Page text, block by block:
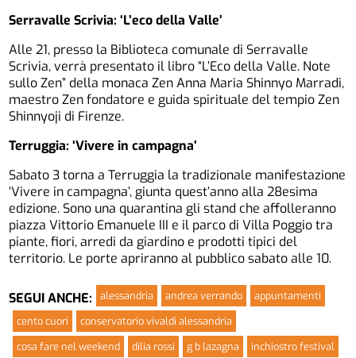
Serravalle Scrivia: ‘L’eco della Valle’
Alle 21, presso la Biblioteca comunale di Serravalle
Scrivia, verrà presentato il libro “L’Eco della Valle. Note
sullo Zen” della monaca Zen Anna Maria Shinnyo Marradi,
maestro Zen fondatore e guida spirituale del tempio Zen
Shinnyoji di Firenze.
Terruggia: ‘Vivere in campagna’
Sabato 3 torna a Terruggia la tradizionale manifestazione
‘Vivere in campagna’, giunta quest’anno alla 28esima
edizione. Sono una quarantina gli stand che affolleranno
piazza Vittorio Emanuele III e il parco di Villa Poggio tra
piante, fiori, arredi da giardino e prodotti tipici del
territorio. Le porte apriranno al pubblico sabato alle 10.
SEGUI ANCHE: alessandria andrea verrando
appuntamenti
cento cuori
conservatorio vivaldi alessandria
cosa fare nel weekend
dilia rossi g b lazagna
inchiostro festival